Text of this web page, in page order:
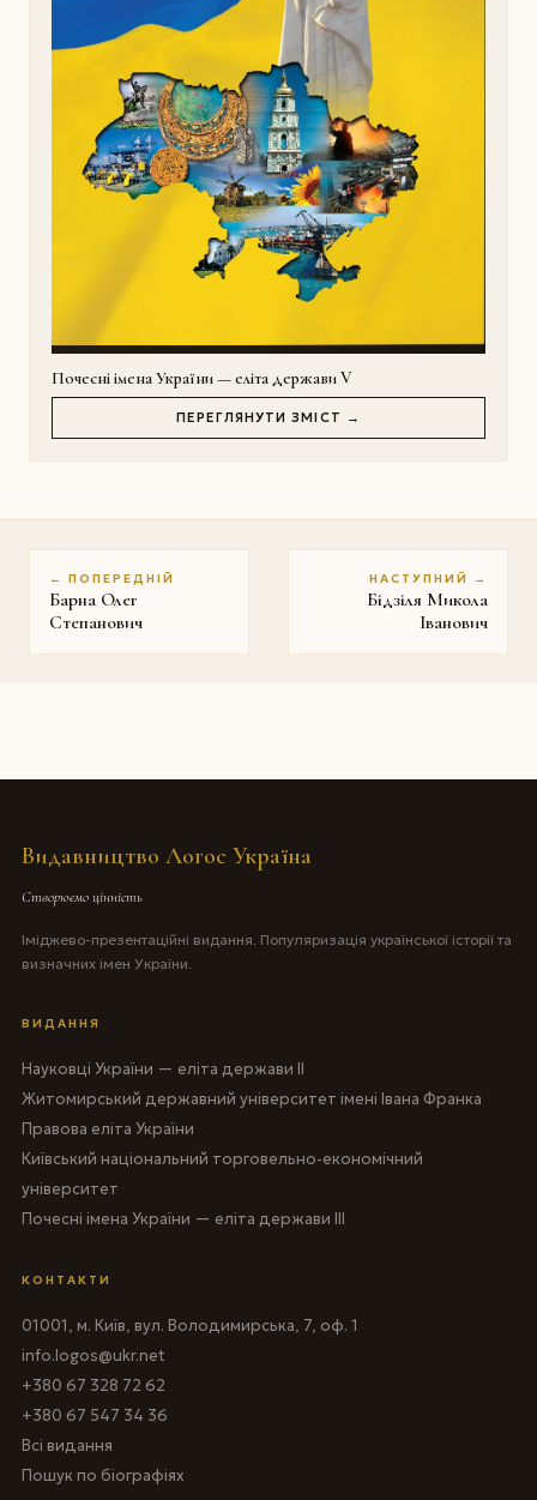
Почесні імена України — еліта держави V
ПЕРЕГЛЯНУТИ ЗМІСТ →
← ПОПЕРЕДНІЙ
Барна Олег
Степанович
НАСТУПНИЙ →
Бідзіля Микола
Іванович
Видавництво Логос Україна
Створюємо цінність
Іміджево-презентаційні видання. Популяризація української історії та
визначних імен України.
ВИДАННЯ
Науковці України — еліта держави II
Житомирський державний університет імені Івана Франка
Правова еліта України
Київський національний торговельно-економічний
університет
Почесні імена України — еліта держави III
КОНТАКТИ
01001, м. Київ, вул. Володимирська, 7, оф. 1
info.logos@ukr.net
+380 67 328 72 62
+380 67 547 34 36
Всі видання
Пошук по біографіях